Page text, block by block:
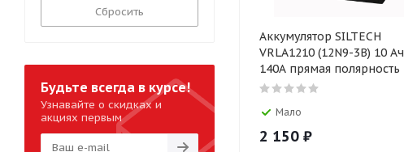
Аккумулятор SILTECH
VRLA1210 (12N9-3B) 10 Ач
140А прямая полярность
Мало
2 150 ₽
Сбросить
Будьте всегда в курсе!
Узнавайте о скидках и
акциях первым